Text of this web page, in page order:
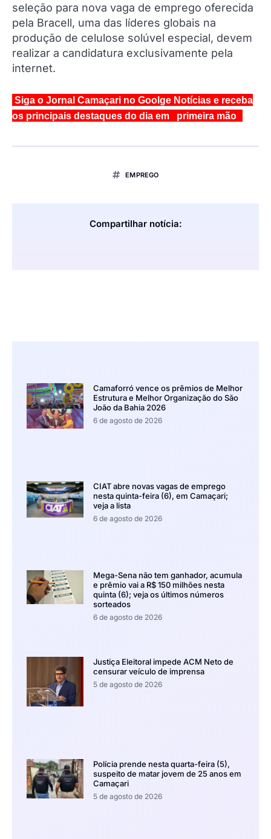
seleção para nova vaga de emprego oferecida
pela Bracell, uma das líderes globais na
produção de celulose solúvel especial, devem
realizar a candidatura exclusivamente pela
internet.
Siga o Jornal Camaçari no Goolge Notícias e receba
os principais destaques do dia em primeira mão
EMPREGO
Compartilhar notícia:
Camaforró vence os prêmios de Melhor
Estrutura e Melhor Organização do São
João da Bahia 2026
6 de agosto de 2026
CIAT abre novas vagas de emprego
nesta quinta-feira (6), em Camaçari;
veja a lista
6 de agosto de 2026
Mega-Sena não tem ganhador, acumula
e prêmio vai a R$ 150 milhões nesta
quinta (6); veja os últimos números
sorteados
6 de agosto de 2026
Justiça Eleitoral impede ACM Neto de
censurar veículo de imprensa
5 de agosto de 2026
Polícia prende nesta quarta-feira (5),
suspeito de matar jovem de 25 anos em
Camaçari
5 de agosto de 2026